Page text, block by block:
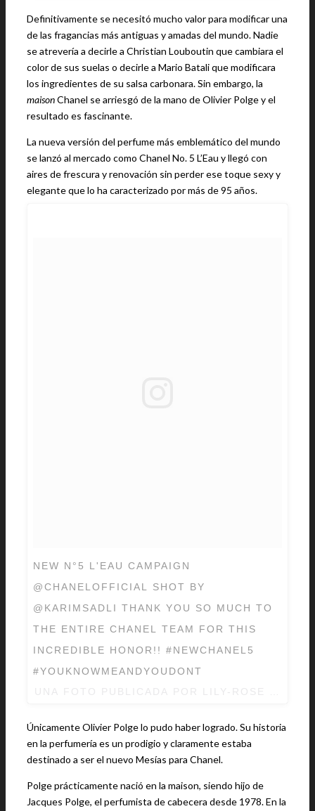
Definitivamente se necesitó mucho valor para modificar una
de las fragancias más antiguas y amadas del mundo. Nadie
se atrevería a decirle a Christian Louboutin que cambiara el
color de sus suelas o decirle a Mario Batali que modificara
los ingredientes de su salsa carbonara. Sin embargo, la
maisonChanel se arriesgó de la mano de Olivier Polge y el
resultado es fascinante.
La nueva versión del perfume más emblemático del mundo
se lanzó al mercado como Chanel No. 5 L’Eau y llegó con
aires de frescura y renovación sin perder ese toque sexy y
elegante que lo ha caracterizado por más de 95 años.
NEW N°5 L'EAU CAMPAIGN
@CHANELOFFICIAL SHOT BY
@KARIMSADLI THANK YOU SO MUCH TO
THE ENTIRE CHANEL TEAM FOR THIS
INCREDIBLE HONOR!! #NEWCHANEL5
#YOUKNOWMEANDYOUDONT
Únicamente Olivier Polge lo pudo haber logrado. Su historia
en la perfumería es un prodigio y claramente estaba
destinado a ser el nuevo Mesías para Chanel.
Polge prácticamente nació en la maison, siendo hijo de
Jacques Polge, el perfumista de cabecera desde 1978. En la